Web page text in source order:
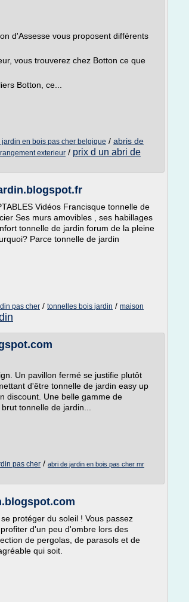
d'Assesse vous proposent différents
vous trouverez chez Botton ce que
Botton, ce...
jardin en bois pas cher belgique / abris de
exterieur / prix d un abri de
Vidéos Francisque tonnelle de
Ses murs amovibles , ses habillages
tonnelle de jardin forum de la pleine
Parce tonnelle de jardin
pas cher / tonnelles bois jardin / maison
Un pavillon fermé se justifie plutôt
d'être tonnelle de jardin easy up
discount. Une belle gamme de
tonnelle de jardin...
pas cher / abri de jardin en bois pas cher mr
protéger du soleil ! Vous passez
d'un peu d'ombre lors des
de pergolas, de parasols et de
qui soit.